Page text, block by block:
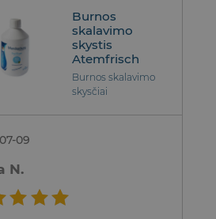
Burnos
skalavimo
skystis
Atemfrisch
Burnos skalavimo
skysčiai
09
N.